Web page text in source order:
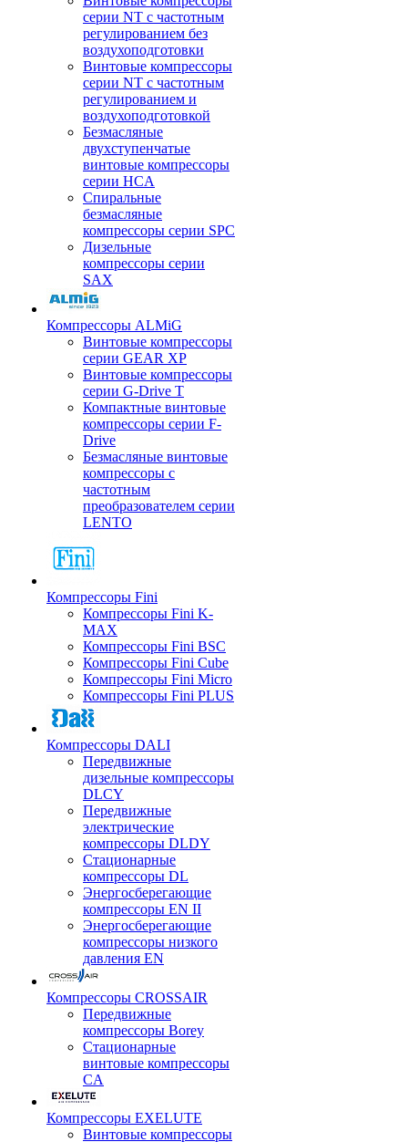
серии NT с частотным
регулированием без
воздухоподготовки
Винтовые компрессоры
серии NT с частотным
регулированием и
воздухоподготовкой
Безмасляные
двухступенчатые
винтовые компрессоры
серии HCA
Спиральные
безмасляные
компрессоры серии SPC
Дизельные
компрессоры серии
SAX
Компрессоры ALMiG
Винтовые компрессоры
серии GEAR XP
Винтовые компрессоры
серии G-Drive T
Компактные винтовые
компрессоры серии F-
Drive
Безмасляные винтовые
компрессоры с
частотным
преобразователем серии
LENTO
Компрессоры Fini
Компрессоры Fini K-
MAX
Компрессоры Fini BSC
Компрессоры Fini Cube
Компрессоры Fini Micro
Компрессоры Fini PLUS
Компрессоры DALI
Передвижные
дизельные компрессоры
DLCY
Передвижные
электрические
компрессоры DLDY
Стационарные
компрессоры DL
Энергосберегающие
компрессоры EN II
Энергосберегающие
компрессоры низкого
давления EN
Компрессоры CROSSAIR
Передвижные
компрессоры Borey
Стационарные
винтовые компрессоры
CA
Компрессоры EXELUTE
Винтовые компрессоры